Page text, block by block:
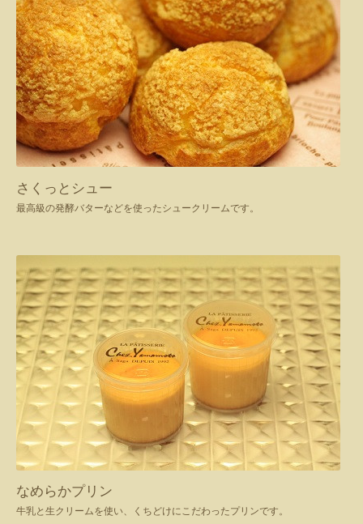
さくっとシュー
最高級の発酵バターなどを使ったシュークリームです。
なめらかプリン
牛乳と生クリームを使い、くちどけにこだわったプリンです。